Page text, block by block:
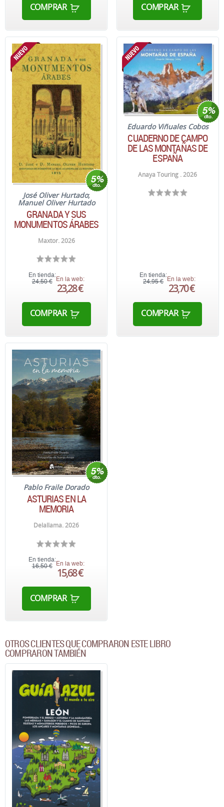
COMPRAR COMPRAR
José Oliver Hurtado;
Manuel Oliver Hurtado
GRANADA Y SUS
MONUMENTOS ÁRABES
Maxtor. 2026
En tienda:
24,50 € En la web:
23,28 €
COMPRAR
Eduardo Viñuales Cobos
CUADERNO DE CAMPO
DE LAS MONTAÑAS DE
ESPAÑA
Anaya Touring . 2026
En tienda:
24,95 € En la web:
23,70 €
COMPRAR
Pablo Fraile Dorado
ASTURIAS EN LA
MEMORIA
Delallama. 2026
En tienda:
16,50 € En la web:
15,68 €
COMPRAR
OTROS CLIENTES QUE COMPRARON ESTE LIBRO
COMPRARON TAMBIÉN